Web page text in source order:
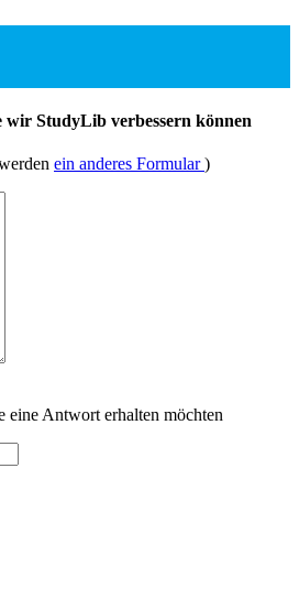
wir StudyLib verbessern können
ein anderes Formular)
eine Antwort erhalten möchten